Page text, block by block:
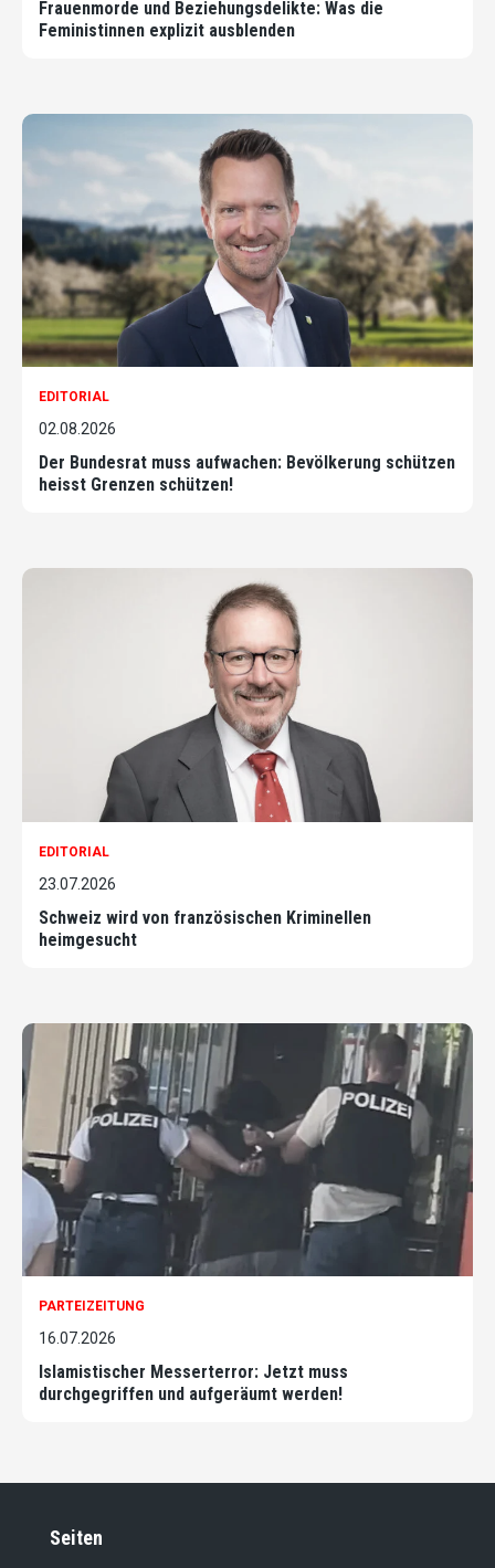
Frauenmorde und Beziehungsdelikte: Was die
Feministinnen explizit ausblenden
EDITORIAL
02.08.2026
Der Bundesrat muss aufwachen: Bevölkerung schützen
heisst Grenzen schützen!
EDITORIAL
23.07.2026
Schweiz wird von französischen Kriminellen
heimgesucht
PARTEIZEITUNG
16.07.2026
Islamistischer Messerterror: Jetzt muss
durchgegriffen und aufgeräumt werden!
Seiten